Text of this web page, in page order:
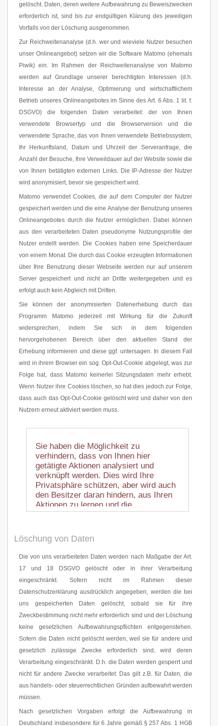
gelöscht. Daten, deren weitere Aufbewahrung zu Beweiszwecken
erforderlich ist, sind bis zur endgültigen Klärung des jeweiligen
Vorfalls von der Löschung ausgenommen.
Zur Reichweitenanalyse (d.h. wer und wieviele Nutzer besuchen
unser Onlineangebot) setzen wir die Software Matomo (ehemals
Piwik) ein. Im Rahmen der Reichweitenanalyse von Matomo
werden auf Grundlage unserer berechtigten Interessen (d.h.
Interesse an der Analyse, Optimierung und wirtschaftlichem
Betrieb unseres Onlineangebotes im Sinne des Art. 6 Abs. 1 lit. f.
DSGVO) die folgenden Daten verarbeitet: der von Ihnen
verwendete Browsertyp und die Browserversion und die
verwendete Sprache, das von Ihnen verwendete Betriebssystem,
Ihr Herkunftsland, Datum und Uhrzeit der Serveranfrage, die
Anzahl der Besuche, Ihre Verweildauer auf der Website sowie die
von Ihnen betätigten externen Links. Die IP-Adresse der Nutzer
wird anonymisiert, bevor sie gespeichert wird.
Matomo verwendet Cookies, die auf dem Computer der Nutzer
gespeichert werden und die eine Analyse der Benutzung unseres
Onlineangebotes durch die Nutzer ermöglichen. Dabei können
aus den verarbeiteten Daten pseudonyme Nutzungsprofile der
Nutzer erstellt werden. Die Cookies haben eine Speicherdauer
von einem Monat. Die durch das Cookie erzeugten Informationen
über Ihre Benutzung dieser Webseite werden nur auf unserem
Server gespeichert und nicht an Dritte weitergegeben und es
erfolgt auch kein Abgleich mit Dritten.
Sie können der anonymisierten Datenerhebung durch das
Programm Matomo jederzeit mit Wirkung für die Zukunft
widersprechen, indem Sie sich in dem folgenden
hervorgehobenen Bereich über den aktuellen Stand der
Erhebung informieren und diese ggf. untersagen. In diesem Fall
wird in ihrem Browser ein sog. Opt-Out-Cookie abgelegt, was zur
Folge hat, dass Matomo keinerlei Sitzungsdaten mehr erhebt.
Wenn Nutzer ihre Cookies löschen, so hat dies jedoch zur Folge,
dass auch das Opt-Out-Cookie gelöscht wird und daher von den
Nutzern erneut aktiviert werden muss.
Löschung von Daten
Die von uns verarbeiteten Daten werden nach Maßgabe der Art.
17 und 18 DSGVO gelöscht oder in ihrer Verarbeitung
eingeschränkt. Sofern nicht im Rahmen dieser
Datenschutzerklärung ausdrücklich angegeben, werden die bei
uns gespeicherten Daten gelöscht, sobald sie für ihre
Zweckbestimmung nicht mehr erforderlich sind und der Löschung
keine gesetzlichen Aufbewahrungspflichten entgegenstehen.
Sofern die Daten nicht gelöscht werden, weil sie für andere und
gesetzlich zulässige Zwecke erforderlich sind, wird deren
Verarbeitung eingeschränkt. D.h. die Daten werden gesperrt und
nicht für andere Zwecke verarbeitet. Das gilt z.B. für Daten, die
aus handels- oder steuerrechtlichen Gründen aufbewahrt werden
müssen.
Nach gesetzlichen Vorgaben erfolgt die Aufbewahrung in
Deutschland insbesondere für 6 Jahre gemäß § 257 Abs. 1 HGB